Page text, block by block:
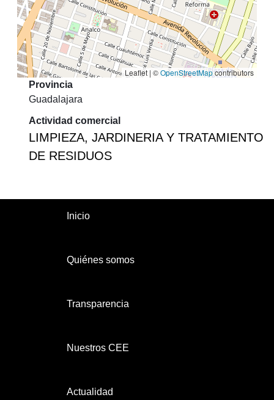
Leaflet | ©OpenStreetMapcontributors
Provincia
Guadalajara
Actividad comercial
LIMPIEZA, JARDINERIA Y TRATAMIENTO
DE RESIDUOS
Inicio
Quiénes somos
Transparencia
Nuestros CEE
Actualidad